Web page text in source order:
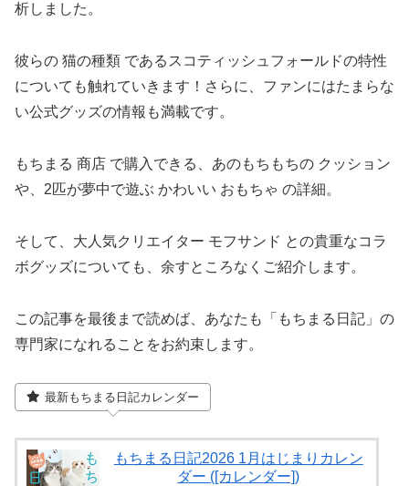
析しました。
彼らの 猫の種類 であるスコティッシュフォールドの特性
についても触れていきます！さらに、ファンにはたまらな
い公式グッズの情報も満載です。
もちまる 商店 で購入できる、あのもちもちの クッション
や、2匹が夢中で遊ぶ かわいい おもちゃ の詳細。
そして、大人気クリエイター モフサンド との貴重なコラ
ボグッズについても、余すところなくご紹介します。
この記事を最後まで読めば、あなたも「もちまる日記」の
専門家になれることをお約束します。
最新もちまる日記カレンダー
もちまる日記2026 1月はじまりカレン
ダー ([カレンダー])